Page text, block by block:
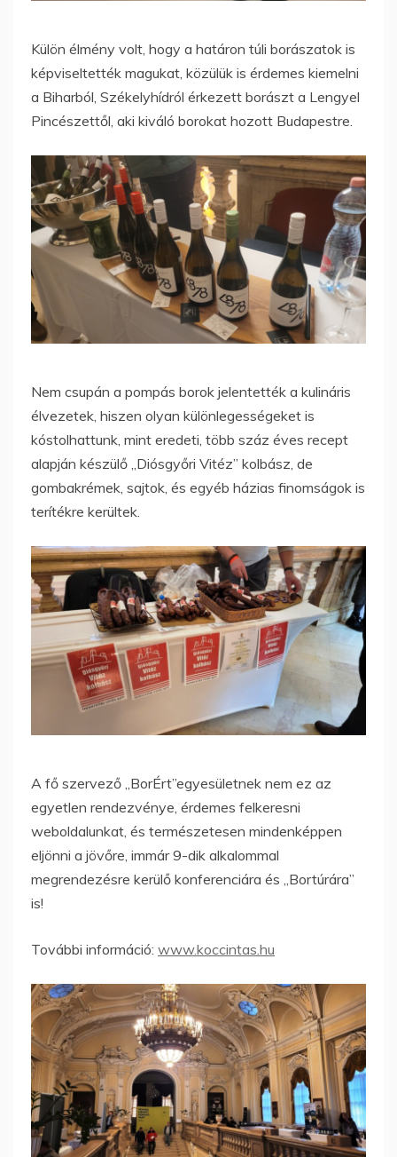
Külön élmény volt, hogy a határon túli borászatok is
képviseltették magukat, közülük is érdemes kiemelni
a Biharból, Székelyhídról érkezett borászt a Lengyel
Pincészettől, aki kiváló borokat hozott Budapestre.
Nem csupán a pompás borok jelentették a kulináris
élvezetek, hiszen olyan különlegességeket is
kóstolhattunk, mint eredeti, több száz éves recept
alapján készülő „Diósgyőri Vitéz” kolbász, de
gombakrémek, sajtok, és egyéb házias finomságok is
terítékre kerültek.
A fő szervező „BorÉrt”egyesületnek nem ez az
egyetlen rendezvénye, érdemes felkeresni
weboldalunkat, és természetesen mindenképpen
eljönni a jövőre, immár 9-dik alkalommal
megrendezésre kerülő konferenciára és „Bortúrára”
is!
További információ: www.koccintas.hu